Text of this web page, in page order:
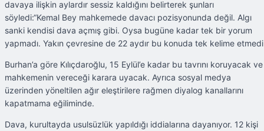
davaya ilişkin aylardır sessiz kaldığını belirterek şunları
söyledi:“Kemal Bey mahkemede davacı pozisyonunda değil. Algı
sanki kendisi dava açmış gibi. Oysa bugüne kadar tek bir yorum
yapmadı. Yakın çevresine de 22 aydır bu konuda tek kelime
Burhan’a göre Kılıçdaroğlu, 15 Eylül’e kadar bu tavrını koruyacak ve
mahkemenin vereceği karara uyacak. Ayrıca sosyal medya
üzerinden yöneltilen ağır eleştirilere rağmen diyalog kanallarını
kapatmama eğiliminde.
Dava, kurultayda usulsüzlük yapıldığı iddialarına dayanıyor. 12 kişi